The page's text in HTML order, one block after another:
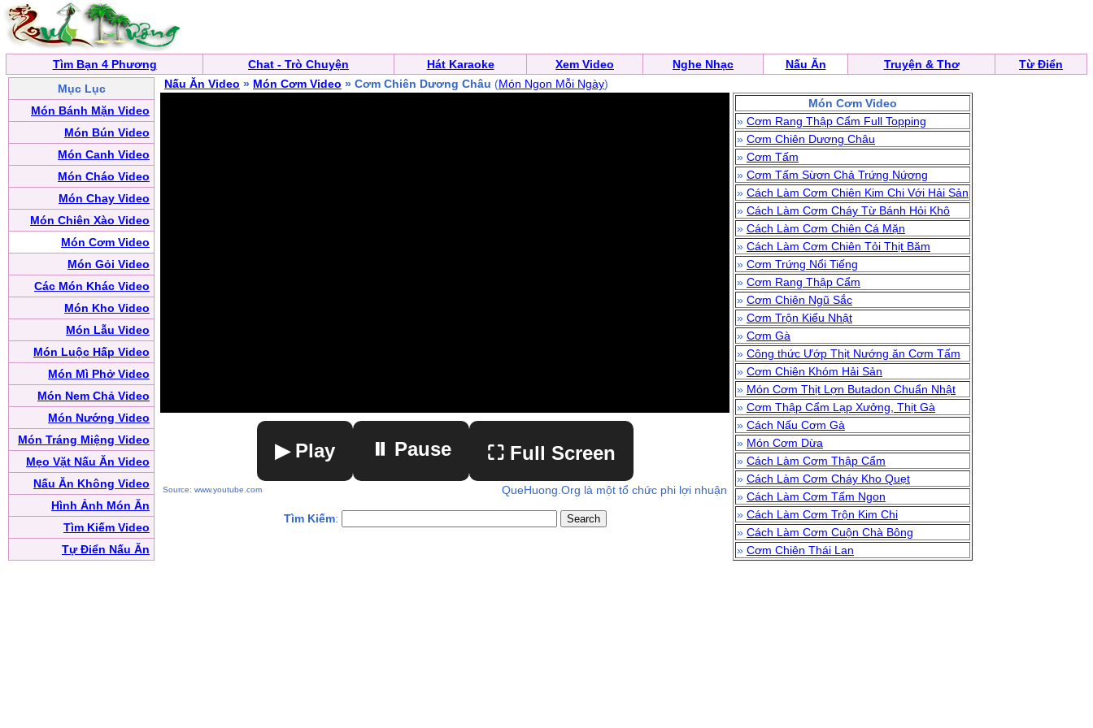
Tìm Bạn 4 Phương Chat - Trò Chuyện Hát Karaoke Xem Video Nghe Nhạc Nấu Ăn Truyện & Thơ
Từ Điển
Mục Lục
Món Bánh Mặn Video
Món Bún Video
Món Canh Video
Món Cháo Video
Món Chay Video
Món Chiên Xào Video
Món Cơm Video
Món Gỏi Video
Các Món Khác Video
Món Kho Video
Món Lẫu Video
Món Luộc Hấp Video
Món Mì Phở Video
Món Nem Chả Video
Món Nướng Video
Món Tráng Miệng Video
Mẹo Vặt Nấu Ăn Video
Nấu Ăn Không Video
Hình Ảnh Món Ăn
Tìm Kiếm Video
Tự Điển Nấu Ăn
Nấu Ăn Video » Món Cơm Video » Cơm Chiên Dương Châu (Món Ngon Mỗi Ngày)
▶ Play ⏸ Pause ⛶ Full Screen
Source: www.youtube.com QueHuong.Org là một tổ chức phi lợi nhuận
Tìm Kiếm:
Món Cơm Video
» Cơm Rang Thập Cẩm Full Topping
» Cơm Chiên Dương Châu
» Cơm Tấm
» Cơm Tấm Sừơn Chả Trứng Nứơng
» Cách Làm Cơm Chiên Kim Chi Với Hải Sản
» Cách Làm Cơm Cháy Từ Bánh Hỏi Khô
» Cách Làm Cơm Chiên Cá Mặn
» Cách Làm Cơm Chiên Tỏi Thịt Băm
» Cơm Trứng Nổi Tiếng
» Cơm Rang Thập Cẩm
» Cơm Chiên Ngũ Sắc
» Cơm Trộn Kiểu Nhật
» Cơm Gà
» Công thức Ướp Thịt Nướng ăn Cơm Tấm
» Cơm Chiên Khóm Hải Sản
» Món Cơm Thịt Lợn Butadon Chuẩn Nhật
» Cơm Thập Cẩm Lạp Xưởng, Thịt Gà
» Cách Nấu Cơm Gà
» Món Cơm Dừa
» Cách Làm Cơm Thập Cẩm
» Cách Làm Cơm Cháy Kho Quẹt
» Cách Làm Cơm Tấm Ngon
» Cách Làm Cơm Trộn Kim Chi
» Cách Làm Cơm Cuộn Chà Bông
» Cơm Chiên Thái Lan